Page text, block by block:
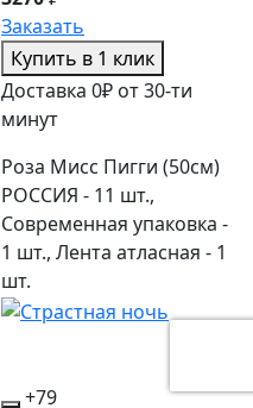
Заказать
Купить в 1 клик
Доставка 0₽ от 30-ти
минут
Роза Мисс Пигги (50см)
РОССИЯ - 11 шт.,
Современная упаковка -
1 шт., Лента атласная - 1
шт.
+79